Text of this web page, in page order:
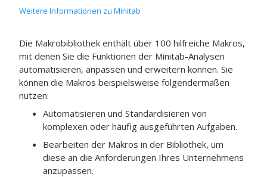
Weitere Informationen zu Minitab
Die Makrobibliothek enthält über 100 hilfreiche Makros,
mit denen Sie die Funktionen der Minitab-Analysen
automatisieren, anpassen und erweitern können. Sie
können die Makros beispielsweise folgendermaßen
nutzen:
Automatisieren und Standardisieren von
komplexen oder häufig ausgeführten Aufgaben.
Bearbeiten der Makros in der Bibliothek, um
diese an die Anforderungen Ihres Unternehmens
anzupassen.